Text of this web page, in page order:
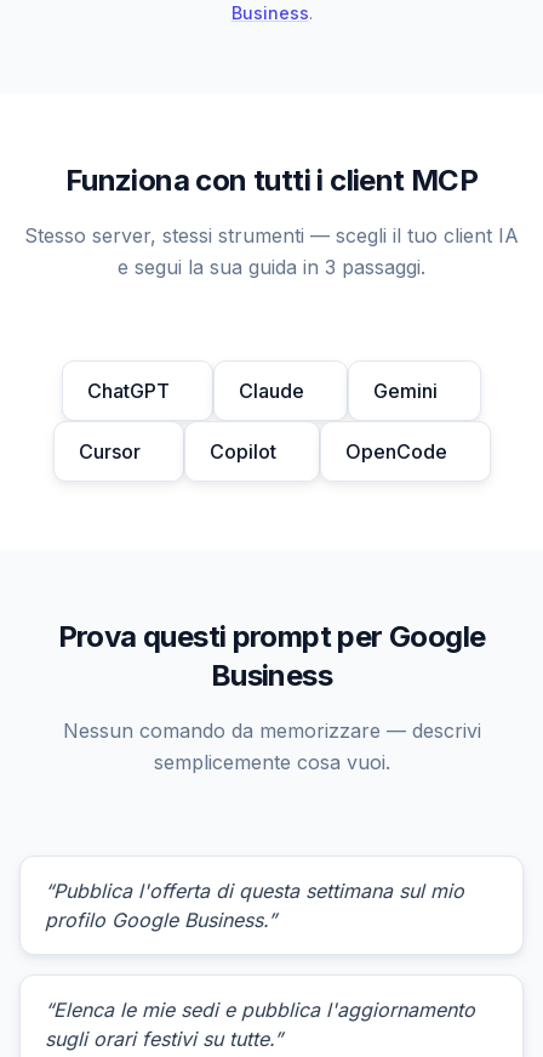
Business.
Funziona con tutti i client MCP
Stesso server, stessi strumenti — scegli il tuo client IA
e segui la sua guida in 3 passaggi.
ChatGPT Claude Gemini
Cursor Copilot OpenCode
Prova questi prompt per Google
Business
Nessun comando da memorizzare — descrivi
semplicemente cosa vuoi.
“Pubblica l'offerta di questa settimana sul mio
profilo Google Business.”
“Elenca le mie sedi e pubblica l'aggiornamento
sugli orari festivi su tutte.”